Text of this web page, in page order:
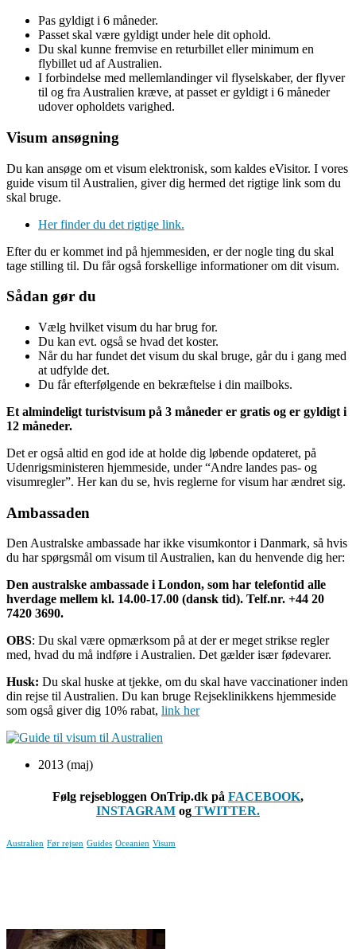
Pas gyldigt i 6 måneder.
Passet skal være gyldigt under hele dit ophold.
Du skal kunne fremvise en returbillet eller minimum en
flybillet ud af Australien.
I forbindelse med mellemlandinger vil flyselskaber, der flyver
til og fra Australien kræve, at passet er gyldigt i 6 måneder
udover opholdets varighed.
Visum ansøgning
Du kan ansøge om et visum elektronisk, som kaldes eVisitor. I vores
guide visum til Australien, giver dig hermed det rigtige link som du
skal bruge.
Her finder du det rigtige link.
Efter du er kommet ind på hjemmesiden, er der nogle ting du skal
tage stilling til. Du får også forskellige informationer om dit visum.
Sådan gør du
Vælg hvilket visum du har brug for.
Du kan evt. også se hvad det koster.
Når du har fundet det visum du skal bruge, går du i gang med
at udfylde det.
Du får efterfølgende en bekræftelse i din mailboks.
Et almindeligt turistvisum på 3 måneder er gratis og er gyldigt i
12 måneder.
Det er også altid en god ide at holde dig løbende opdateret, på
Udenrigsministeren hjemmeside, under “Andre landes pas- og
visumregler”. Her kan du se, hvis reglerne for visum har ændret sig.
Ambassaden
Den Australske ambassade har ikke visumkontor i Danmark, så hvis
du har spørgsmål om visum til Australien, kan du henvende dig her:
Den australske ambassade i London, som har telefontid alle
hverdage mellem kl. 14.00-17.00 (dansk tid). Telf.nr. +44 20
7420 3690.
OBS: Du skal være opmærksom på at der er meget strikse regler
med, hvad du må indføre i Australien. Det gælder især fødevarer.
Husk: Du skal huske at tjekke, om du skal have vaccinationer inden
din rejse til Australien. Du kan bruge Rejseklinikkens hjemmeside
som også giver dig 10% rabat, link her
2013 (maj)
Følg rejsebloggen OnTrip.dk på FACEBOOK,
INSTAGRAM og TWITTER.
Australien Før rejsen Guides Oceanien Visum